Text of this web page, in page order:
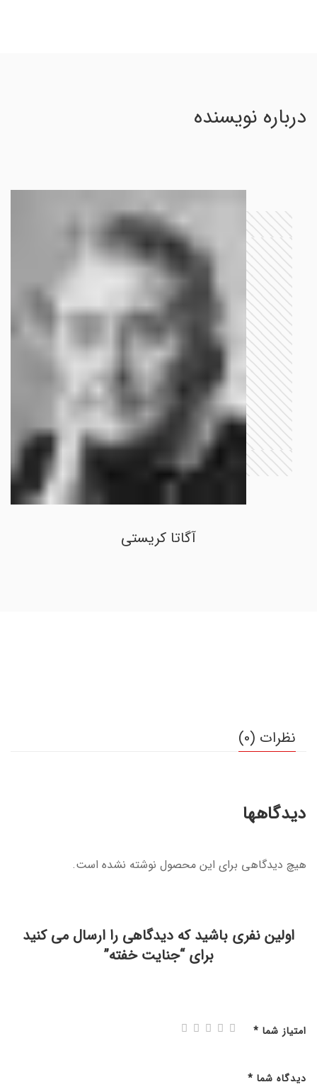
درباره نویسنده
آگاتا کریستی
نظرات (0)
دیدگاهها
هیچ دیدگاهی برای این محصول نوشته نشده است.
اولین نفری باشید که دیدگاهی را ارسال می کنید
برای “جنایت خفته”
امتیاز شما *
دیدگاه شما *